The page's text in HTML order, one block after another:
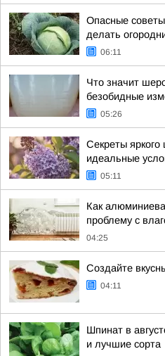
Опасные советы
делать
06:11
Что значит
безобидные
05:26
Секреты яркого
идеальные
05:11
Как
проблему с
04:25
Создайте
04:11
Шпинат в
и лучшие сорта